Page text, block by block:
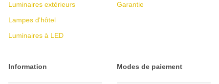
Luminaires extérieurs
Lampes d'hôtel
Luminaires à LED
Garantie
Information Modes de paiement